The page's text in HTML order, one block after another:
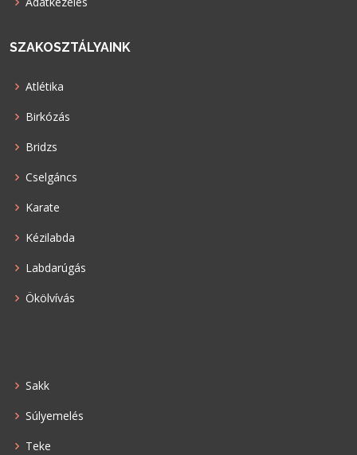
SZAKOSZTÁLYAINK
Atlétika
Birkózás
Bridzs
Cselgáncs
Karate
Kézilabda
Labdarúgás
Ökölvívás
Sakk
Súlyemelés
Teke